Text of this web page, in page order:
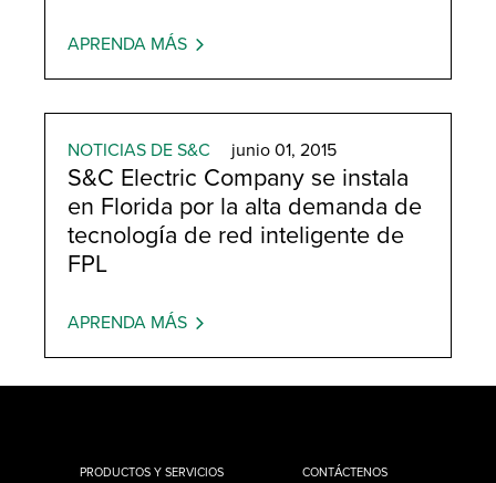
APRENDA MÁS
NOTICIAS DE S&C junio 01, 2015
S&C Electric Company se instala
en Florida por la alta demanda de
tecnología de red inteligente de
FPL
APRENDA MÁS
PRODUCTOS Y SERVICIOS
CONTÁCTENOS